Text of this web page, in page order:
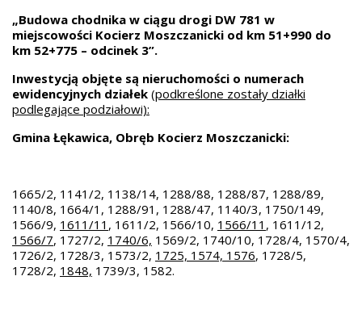
„Budowa chodnika w ciągu drogi DW 781 w
miejscowości Kocierz Moszczanicki od km 51+990 do
km 52+775 – odcinek 3”.
Inwestycją objęte są nieruchomości o numerach
ewidencyjnych działek (podkreślone zostały działki
podlegające podziałowi):
Gmina Łękawica, Obręb Kocierz Moszczanicki:
1665/2, 1141/2, 1138/14, 1288/88, 1288/87, 1288/89,
1140/8, 1664/1, 1288/91, 1288/47, 1140/3, 1750/149,
1566/9, 1611/11 , 1611/2, 1566/10, 1566/11 , 1611/12,
1566/7, 1727/2, 1740/6, 1569/2, 1740/10, 1728/4, 1570/4,
1726/2, 1728/3, 1573/2, 1725, 1574, 1576, 1728/5,
1728/2, 1848, 1739/3, 1582.